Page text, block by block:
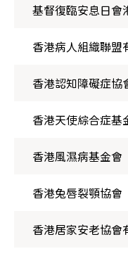
基督復臨安息日會
香港病人組織聯盟
香港認知障礙症協
香港天使綜合症基
香港風濕病基金會
香港兔唇裂顎協會
香港居家安老協會